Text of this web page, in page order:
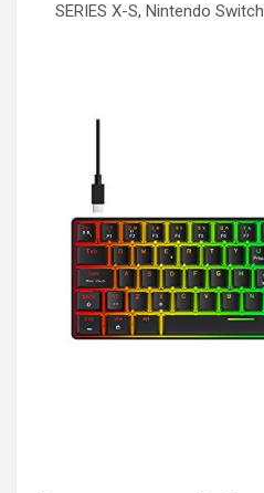
SERIES X-S, Nintendo Switch